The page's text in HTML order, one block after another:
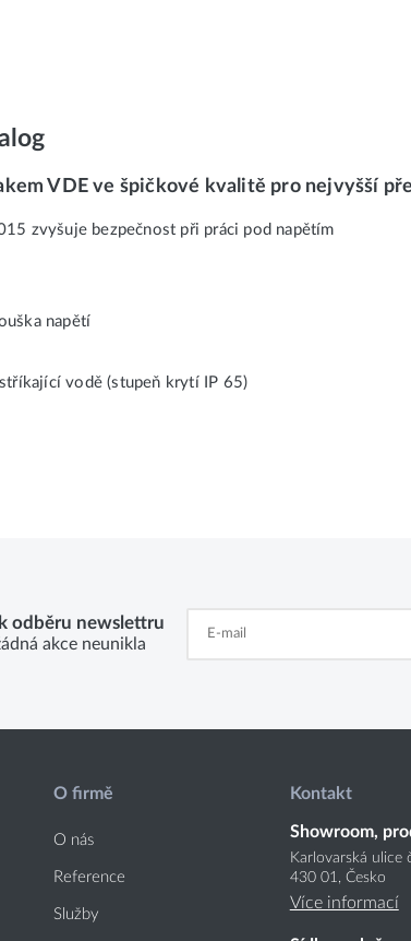
VDE ve špičkové kvalitě pro nejvyšší
zvyšuje bezpečnost při práci pod napětím
napětí
vodě (stupeň krytí IP 65)
odběru newslettru
akce neunikla
O firmě
O nás
Reference
Služby
Kontakt
Showroom,
Karlovarská ulice
430 01, Česko
Více informací